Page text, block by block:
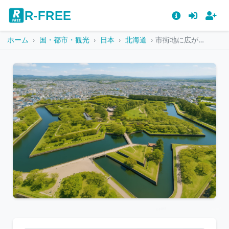
R-FREE
ホーム 国・都市・観光 日本 北海道 市街地に広がる五稜郭公園の俯瞰風景